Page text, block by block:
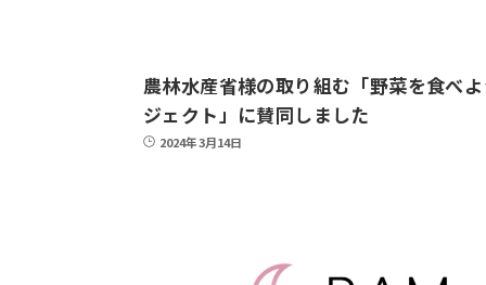
農林水産省様の取り組む「野菜を食べ
ジェクト」に賛同しました
2024年3月14日